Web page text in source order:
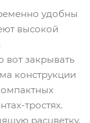
удобны
высокой
вот закрывать
конструкции
тростях.
расцветку.